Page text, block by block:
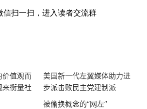
信扫一扫，进入读者交流群
价值观而
来衡量社
美国新一代左翼媒体助力进
步派击败民主党建制派
被偷换概念的“网左”